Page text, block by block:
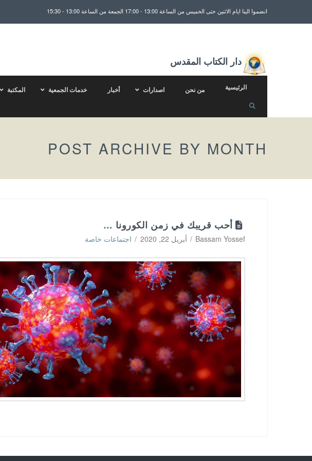
انضموا الينا ايام الاثنين حتى الخميس من الساعة 13:00 - 17:00 الجمعة من الساعة 13:00 - 15:30
دار الكتاب المقدس
الرئيسية من نحن اصدارات أخبار خدمات الجمعية المكتبة
POST ARCHIVE BY MONTH
أحب قريبك في زمن الكورونا …
Bassam Yossef أبريل 22, 2020 اجتماعات خاصة